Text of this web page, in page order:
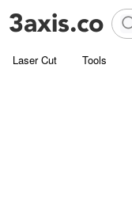
Laser Cut Tools